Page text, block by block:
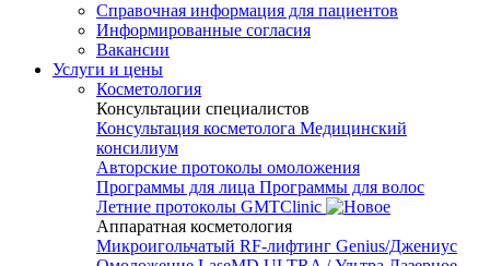
Справочная информация для пациентов
Информированные согласия
Вакансии
Услуги и цены
Косметология
Консультации специалистов
Консультация косметолога Медицинский
консилиум
Авторские протоколы омоложения
Программы для лица Программы для волос
Летние протоколы GMTClinic
Аппаратная косметология
Микроигольчатый RF-лифтинг Genius/Джениус